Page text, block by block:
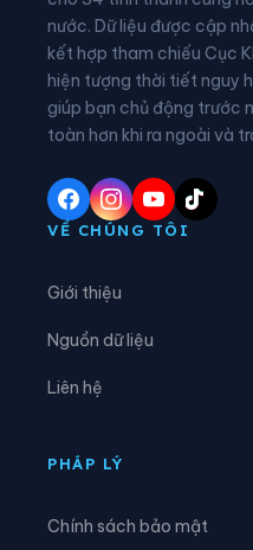
Xã Đồng Văn
Xã Du Già
Xã Đường Thượng
Xã Hàm Yên
Xã Hòa An
Xã Kiến Thiết
nước. Dữ liệu được cập
kết hợp tham chiếu Cục
hiện tượng thời tiết nguy
giúp bạn chủ động trước
toàn hơn khi ra ngoài và
VỀ CHÚNG TÔI
Giới thiệu
Nguồn dữ liệu
Liên hệ
PHÁP LÝ
Chính sách bảo mật